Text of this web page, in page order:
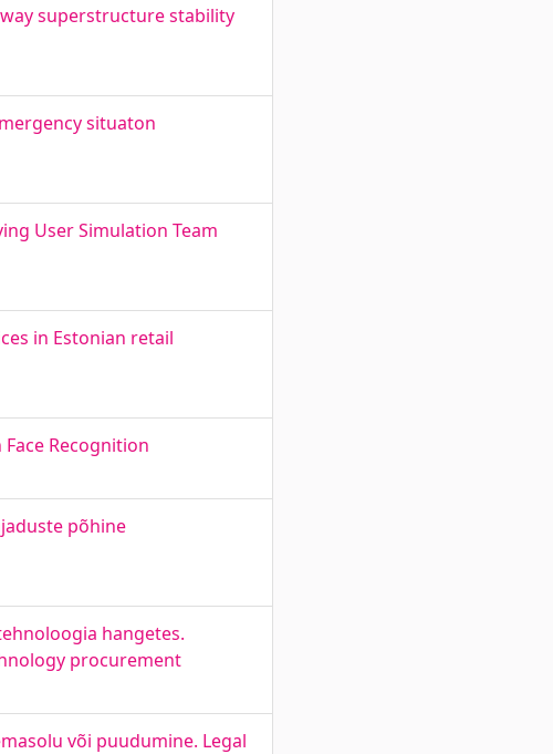
superstructure stability
situaton
User Simulation Team
in Estonian retail
Recognition
põhine
hangetes.
procurement
või puudumine. Legal